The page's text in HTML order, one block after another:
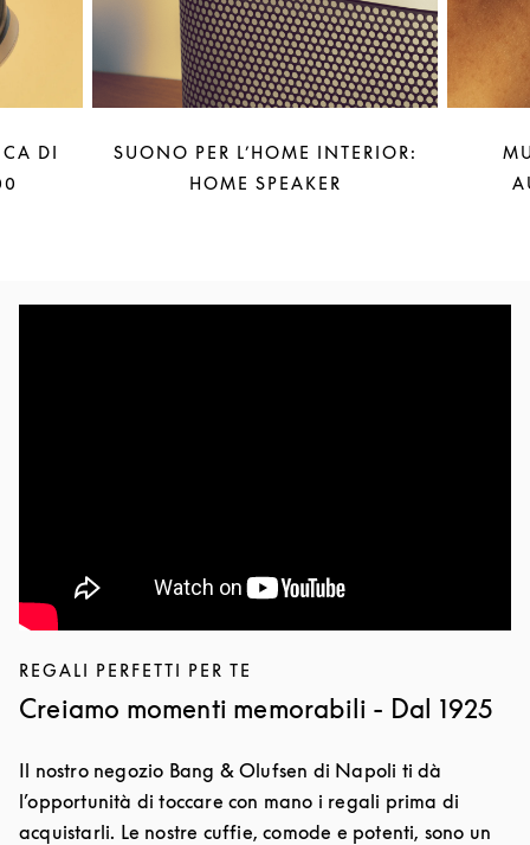
DI
SUONO PER L’HOME INTERIOR:
HOME SPEAKER
REGALI PERFETTI PER TE
Creiamo momenti memorabili - Dal 1925
Il nostro negozio Bang & Olufsen di Napoli ti dà
l’opportunità di toccare con mano i regali prima di
acquistarli. Le nostre cuffie, comode e potenti, sono un